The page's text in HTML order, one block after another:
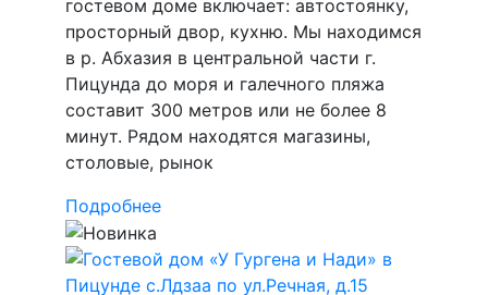
гостевом доме включает: автостоянку,
просторный двор, кухню. Мы находимся
в р. Абхазия в центральной части г.
Пицунда до моря и галечного пляжа
составит 300 метров или не более 8
минут. Рядом находятся магазины,
столовые, рынок
Подробнее